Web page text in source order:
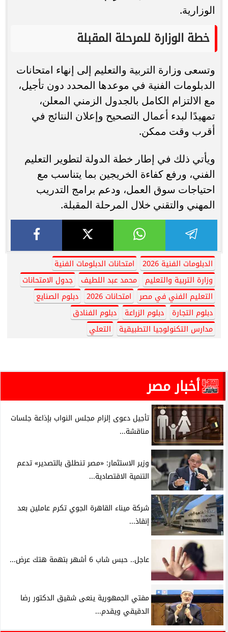
الوزارية.
خطة الوزارة للمرحلة المقبلة
وتسعى وزارة التربية والتعليم إلى إنهاء امتحانات
الدبلومات الفنية في موعدها المحدد دون تأجيل،
مع الالتزام الكامل بالجدول الزمني المعلن،
تمهيدًا لبدء أعمال التصحيح وإعلان النتائج في
أقرب وقت ممكن.
ويأتي ذلك في إطار خطة الدولة لتطوير التعليم
الفني، ورفع كفاءة الخريجين بما يتناسب مع
احتياجات سوق العمل، ودعم برامج التدريب
المهني والتقني خلال المرحلة المقبلة.
الدبلومات الفنية 2026
امتحانات الدبلومات الفنية
وزارة التربية والتعليم
محمد عبد اللطيف
جدول الامتحانات
التعليم الفني في مصر
امتحانات 2026
دبلوم الصنايع
دبلوم التجارة
دبلوم الزراعة
دبلوم الفنادق
مدارس التكنولوجيا التطبيقية
التعلي
أخبار مصر
تأجيل دعوى إلزام مجلس النواب بإذاعة جلسات
مناقشة...
وزير الاستثمار: «مصر تنطلق بالتصدير» تدعم
التنمية الاقتصادية...
شركة ميناء القاهرة الجوي تكرم عاملين بعد
إنقاذ...
عاجل.. حبس شاب 6 أشهر بتهمة هتك عرض...
مفتي الجمهورية ينعى شقيق الدكتور رضا
الدقيقي ويقدم...